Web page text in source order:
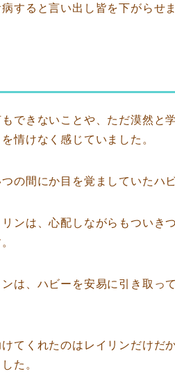
すると言い出し皆を下がらせま
できないことや、ただ漠然と
情けなく感じていました。
の間にか目を覚ましていたハ
ンは、心配しながらもついき
は、ハビーを安易に引き取っ
てくれたのはレイリンだけだ
た。